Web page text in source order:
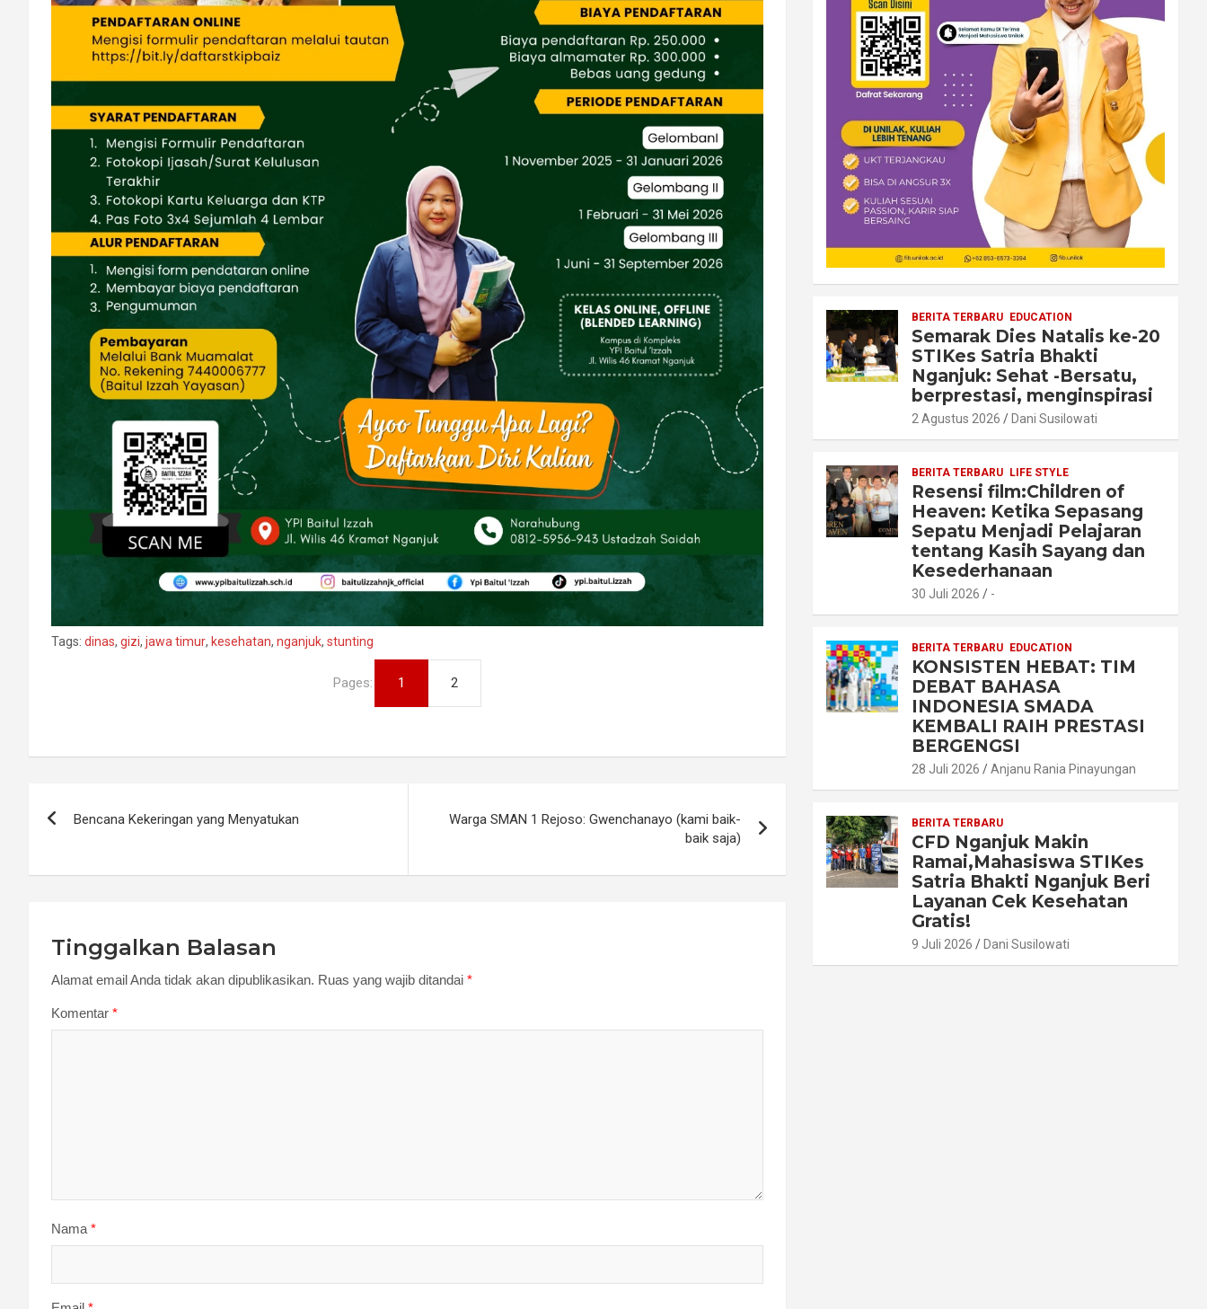
Tags: dinas, gizi, jawa timur, kesehatan, nganjuk, stunting
Pages: 1 2
Bencana Kekeringan yang Menyatukan
Warga SMAN 1 Rejoso: Gwenchanayo (kami baik-
baik saja)
Tinggalkan Balasan
Alamat email Anda tidak akan dipublikasikan. Ruas yang wajib ditandai *
Komentar *
Nama *
BERITA TERBARU EDUCATION
Semarak Dies Natalis ke-20
STIKes Satria Bhakti
Nganjuk: Sehat -Bersatu,
berprestasi, menginspirasi
2 Agustus 2026 Dani Susilowati
BERITA TERBARU LIFE STYLE
Resensi film:Children of
Heaven: Ketika Sepasang
Sepatu Menjadi Pelajaran
tentang Kasih Sayang dan
Kesederhanaan
30 Juli 2026 -
BERITA TERBARU EDUCATION
KONSISTEN HEBAT: TIM
DEBAT BAHASA
INDONESIA SMADA
KEMBALI RAIH PRESTASI
BERGENGSI
28 Juli 2026 Anjanu Rania Pinayungan
BERITA TERBARU
CFD Nganjuk Makin
Ramai,Mahasiswa STIKes
Satria Bhakti Nganjuk Beri
Layanan Cek Kesehatan
Gratis!
9 Juli 2026 Dani Susilowati